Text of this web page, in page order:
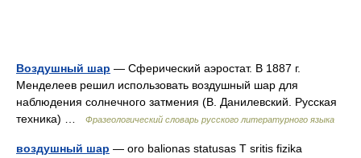
Воздушный шар — Сферический аэростат. В 1887 г.
Менделеев решил использовать воздушный шар для
наблюдения солнечного затмения (В. Данилевский. Русская
техника) …
Фразеологический словарь русского литературного языка
воздушный шар — oro balionas statusas T sritis fizika